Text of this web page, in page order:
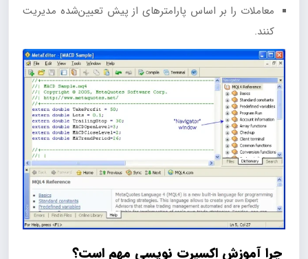
معاملات را بر اساس پارامترهای از پیش تعیین‌شده مدیریت
کنند.
چرا آموزش اکسپرت نویسی مهم است؟